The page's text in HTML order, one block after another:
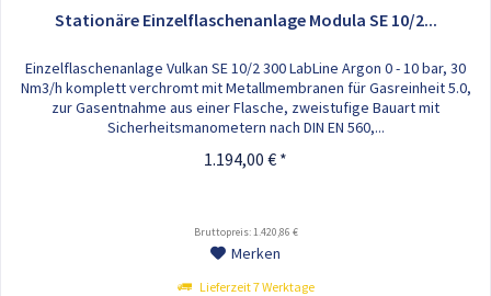
Stationäre Einzelflaschenanlage Modula SE 10/2...
Einzelflaschenanlage Vulkan SE 10/2 300 LabLine Argon 0 - 10 bar, 30
Nm3/h komplett verchromt mit Metallmembranen für Gasreinheit 5.0,
zur Gasentnahme aus einer Flasche, zweistufige Bauart mit
Sicherheitsmanometern nach DIN EN 560,...
1.194,00 € *
Bruttopreis: 1.420,86 €
Merken
Lieferzeit 7 Werktage